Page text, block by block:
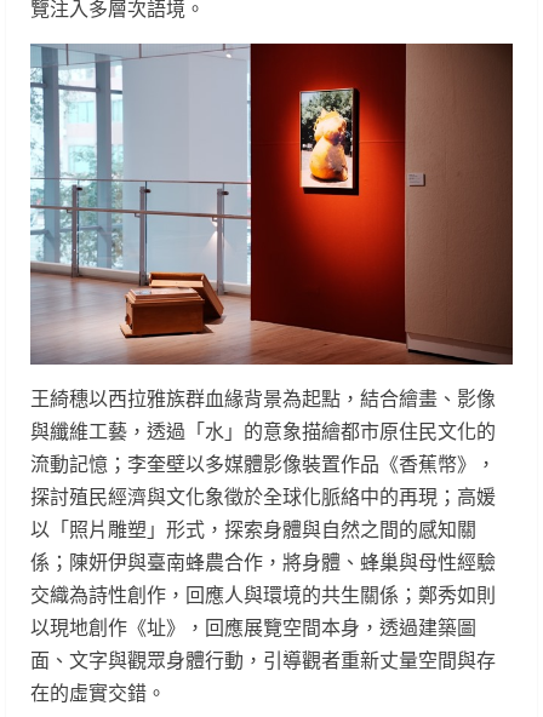
覽注入多層次語境。
王綺穗以西拉雅族群血緣背景為起點，結合繪畫、影像
與纖維工藝，透過「水」的意象描繪都市原住民文化的
流動記憶；李奎壁以多媒體影像裝置作品《香蕉幣》，
探討殖民經濟與文化象徵於全球化脈絡中的再現；高媛
以「照片雕塑」形式，探索身體與自然之間的感知關
係；陳妍伊與臺南蜂農合作，將身體、蜂巢與母性經驗
交織為詩性創作，回應人與環境的共生關係；鄭秀如則
以現地創作《址》，回應展覽空間本身，透過建築圖
面、文字與觀眾身體行動，引導觀者重新丈量空間與存
在的虛實交錯。